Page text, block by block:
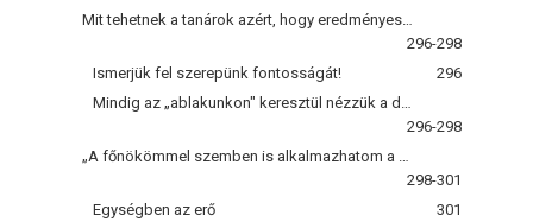
296-298
Ismerjük fel szerepünk fontosságát!
296
296-298
298-301
Egységben az erő
301